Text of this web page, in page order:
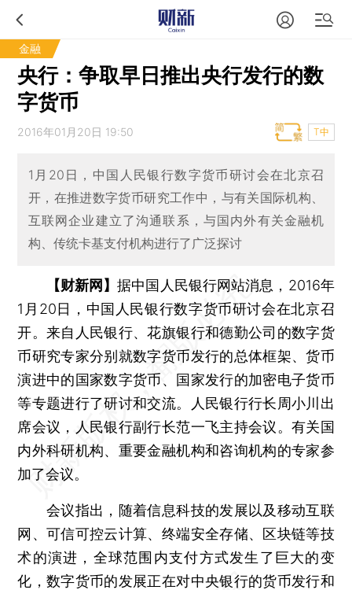
金融
央行：争取早日推出央行发行的数
字货币
2016年01月20日 19:50 T中
1月20日，中国人民银行数字货币研讨会在北京召
开，在推进数字货币研究工作中，与有关国际机构、
互联网企业建立了沟通联系，与国内外有关金融机
构、传统卡基支付机构进行了广泛探讨
【财新网】据中国人民银行网站消息，2016年
1月20日，中国人民银行数字货币研讨会在北京召
开。来自人民银行、花旗银行和德勤公司的数字货
币研究专家分别就数字货币发行的总体框架、货币
演进中的国家数字货币、国家发行的加密电子货币
等专题进行了研讨和交流。人民银行行长周小川出
席会议，人民银行副行长范一飞主持会议。有关国
内外科研机构、重要金融机构和咨询机构的专家参
加了会议。
会议指出，随着信息科技的发展以及移动互联
网、可信可控云计算、终端安全存储、区块链等技
术的演进，全球范围内支付方式发生了巨大的变
化，数字货币的发展正在对中央银行的货币发行和